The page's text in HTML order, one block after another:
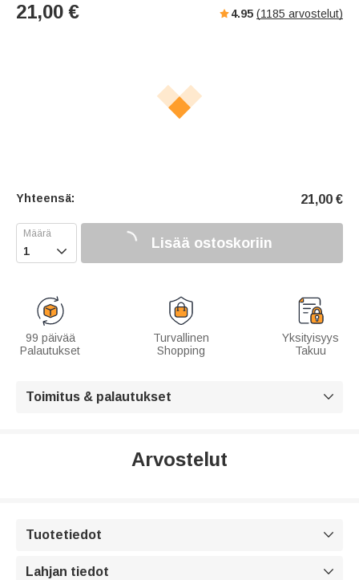
21,00 € 4.95 (1185 arvostelut)
Yhteensä: 21,00 €
 Lisää ostoskoriin
99 päivää
Palautukset
Turvallinen
Shopping
Yksityisyys
Takuu
Toimitus & palautukset 
Arvostelut
Tuotetiedot 
Lahjan tiedot 